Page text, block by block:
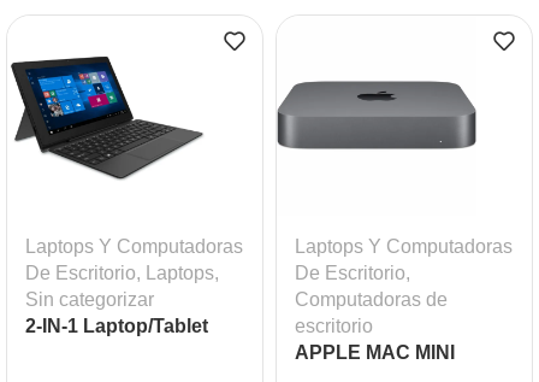
Laptops Y Computadoras
De Escritorio, Laptops,
Sin categorizar
2-IN-1 Laptop/Tablet
Laptops Y Computadoras
De Escritorio,
Computadoras de
escritorio
APPLE MAC MINI